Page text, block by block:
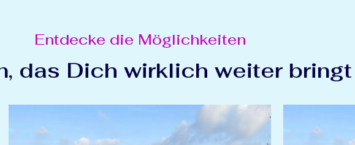
Entdecke die Möglichkeiten
das Dich wirklich weiter bringt